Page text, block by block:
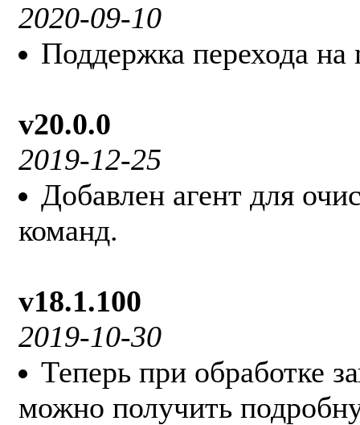
2020-09-10
Поддержка перехода на
v20.0.0
2019-12-25
Добавлен агент для
команд.
v18.1.100
2019-10-30
Теперь при обработке
можно получить